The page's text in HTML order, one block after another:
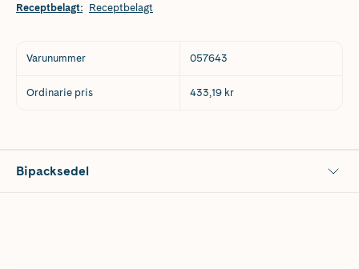
Receptbelagt: Receptbelagt
Varunummer 057643
Ordinarie pris 433,19 kr
Bipacksedel